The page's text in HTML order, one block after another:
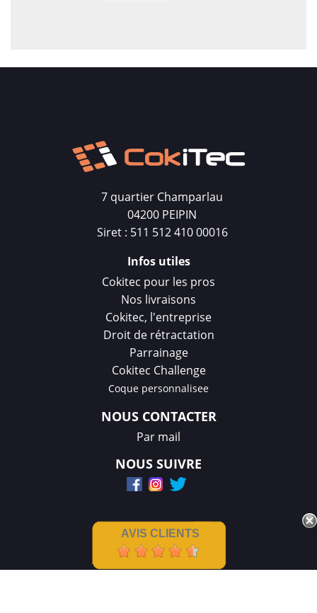
7 quartier Champarlau
04200 PEIPIN
Siret : 511 512 410 00016
Infos utiles
Cokitec pour les pros
Nos livraisons
Cokitec, l'entreprise
Droit de rétractation
Parrainage
Cokitec Challenge
Coque personnalisee
NOUS CONTACTER
Par mail
NOUS SUIVRE
AVIS CLIENTS